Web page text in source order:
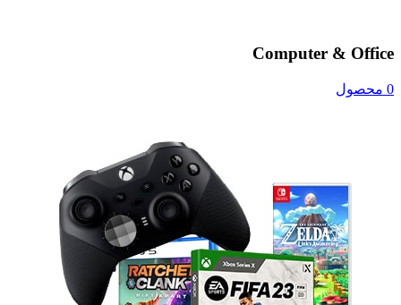
Computer & Office
0 محصول